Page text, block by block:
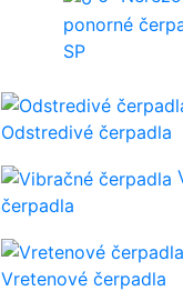
ponorné
SP
Odstredivé čerpadla
čerpadla
Vretenové čerpadla